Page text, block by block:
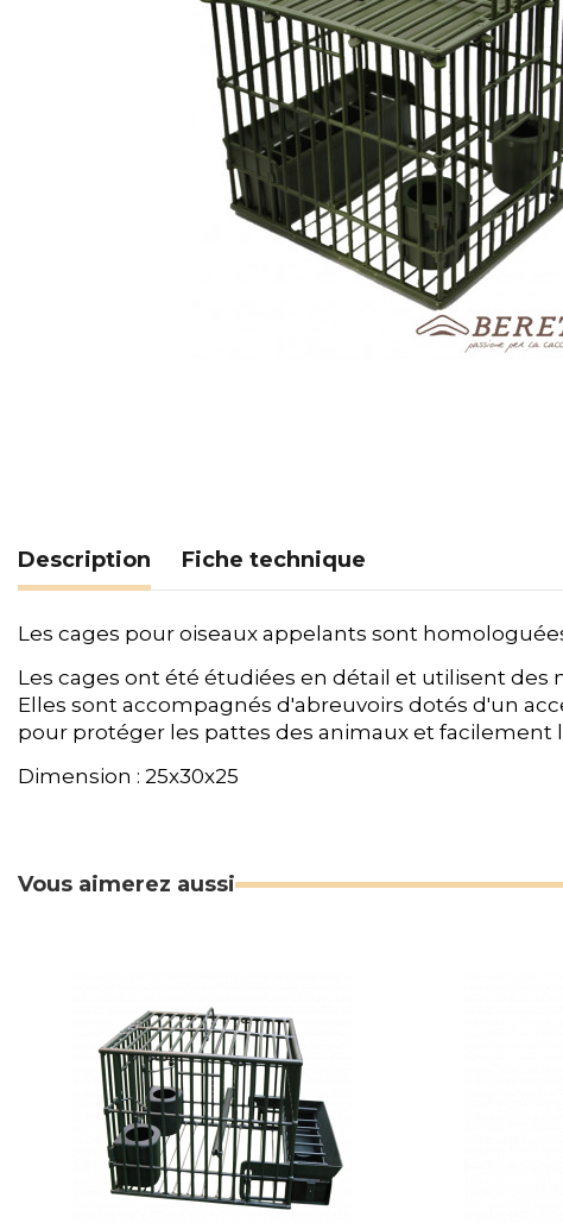
Description Fiche technique
Les cages pour oiseaux appelants sont
Les cages ont été étudiées en détail et utilisent des
Elles sont accompagnés d'abreuvoirs dotés d'un
pour protéger les pattes des animaux et facilement
Dimension : 25x30x25
Vous aimerez aussi